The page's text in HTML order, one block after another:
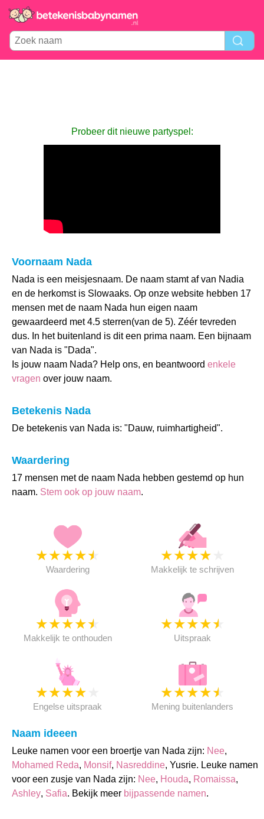
Probeer dit nieuwe partyspel:
Voornaam Nada
Nada is een meisjesnaam. De naam stamt af van Nadia
en de herkomst is Slowaaks. Op onze website hebben 17
mensen met de naam Nada hun eigen naam
gewaardeerd met 4.5 sterren(van de 5). Zéér tevreden
dus. In het buitenland is dit een prima naam. Een bijnaam
van Nada is "Dada".
Is jouw naam Nada? Help ons, en beantwoord enkele
vragen over jouw naam.
Betekenis Nada
De betekenis van Nada is: "Dauw, ruimhartigheid".
Waardering
17 mensen met de naam Nada hebben gestemd op hun
naam. Stem ook op jouw naam.
★★★★★
Waardering
★★★★
Makkelijk te schrijven
★★★★★
Makkelijk te onthouden
★★★★★
Uitspraak
★★★★
Engelse uitspraak
★★★★★
Mening buitenlanders
Naam ideeen
Leuke namen voor een broertje van Nada zijn: Nee,
Mohamed Reda, Monsif, Nasreddine, Yusrie. Leuke namen
voor een zusje van Nada zijn: Nee, Houda, Romaissa,
Ashley, Safia. Bekijk meer bijpassende namen.